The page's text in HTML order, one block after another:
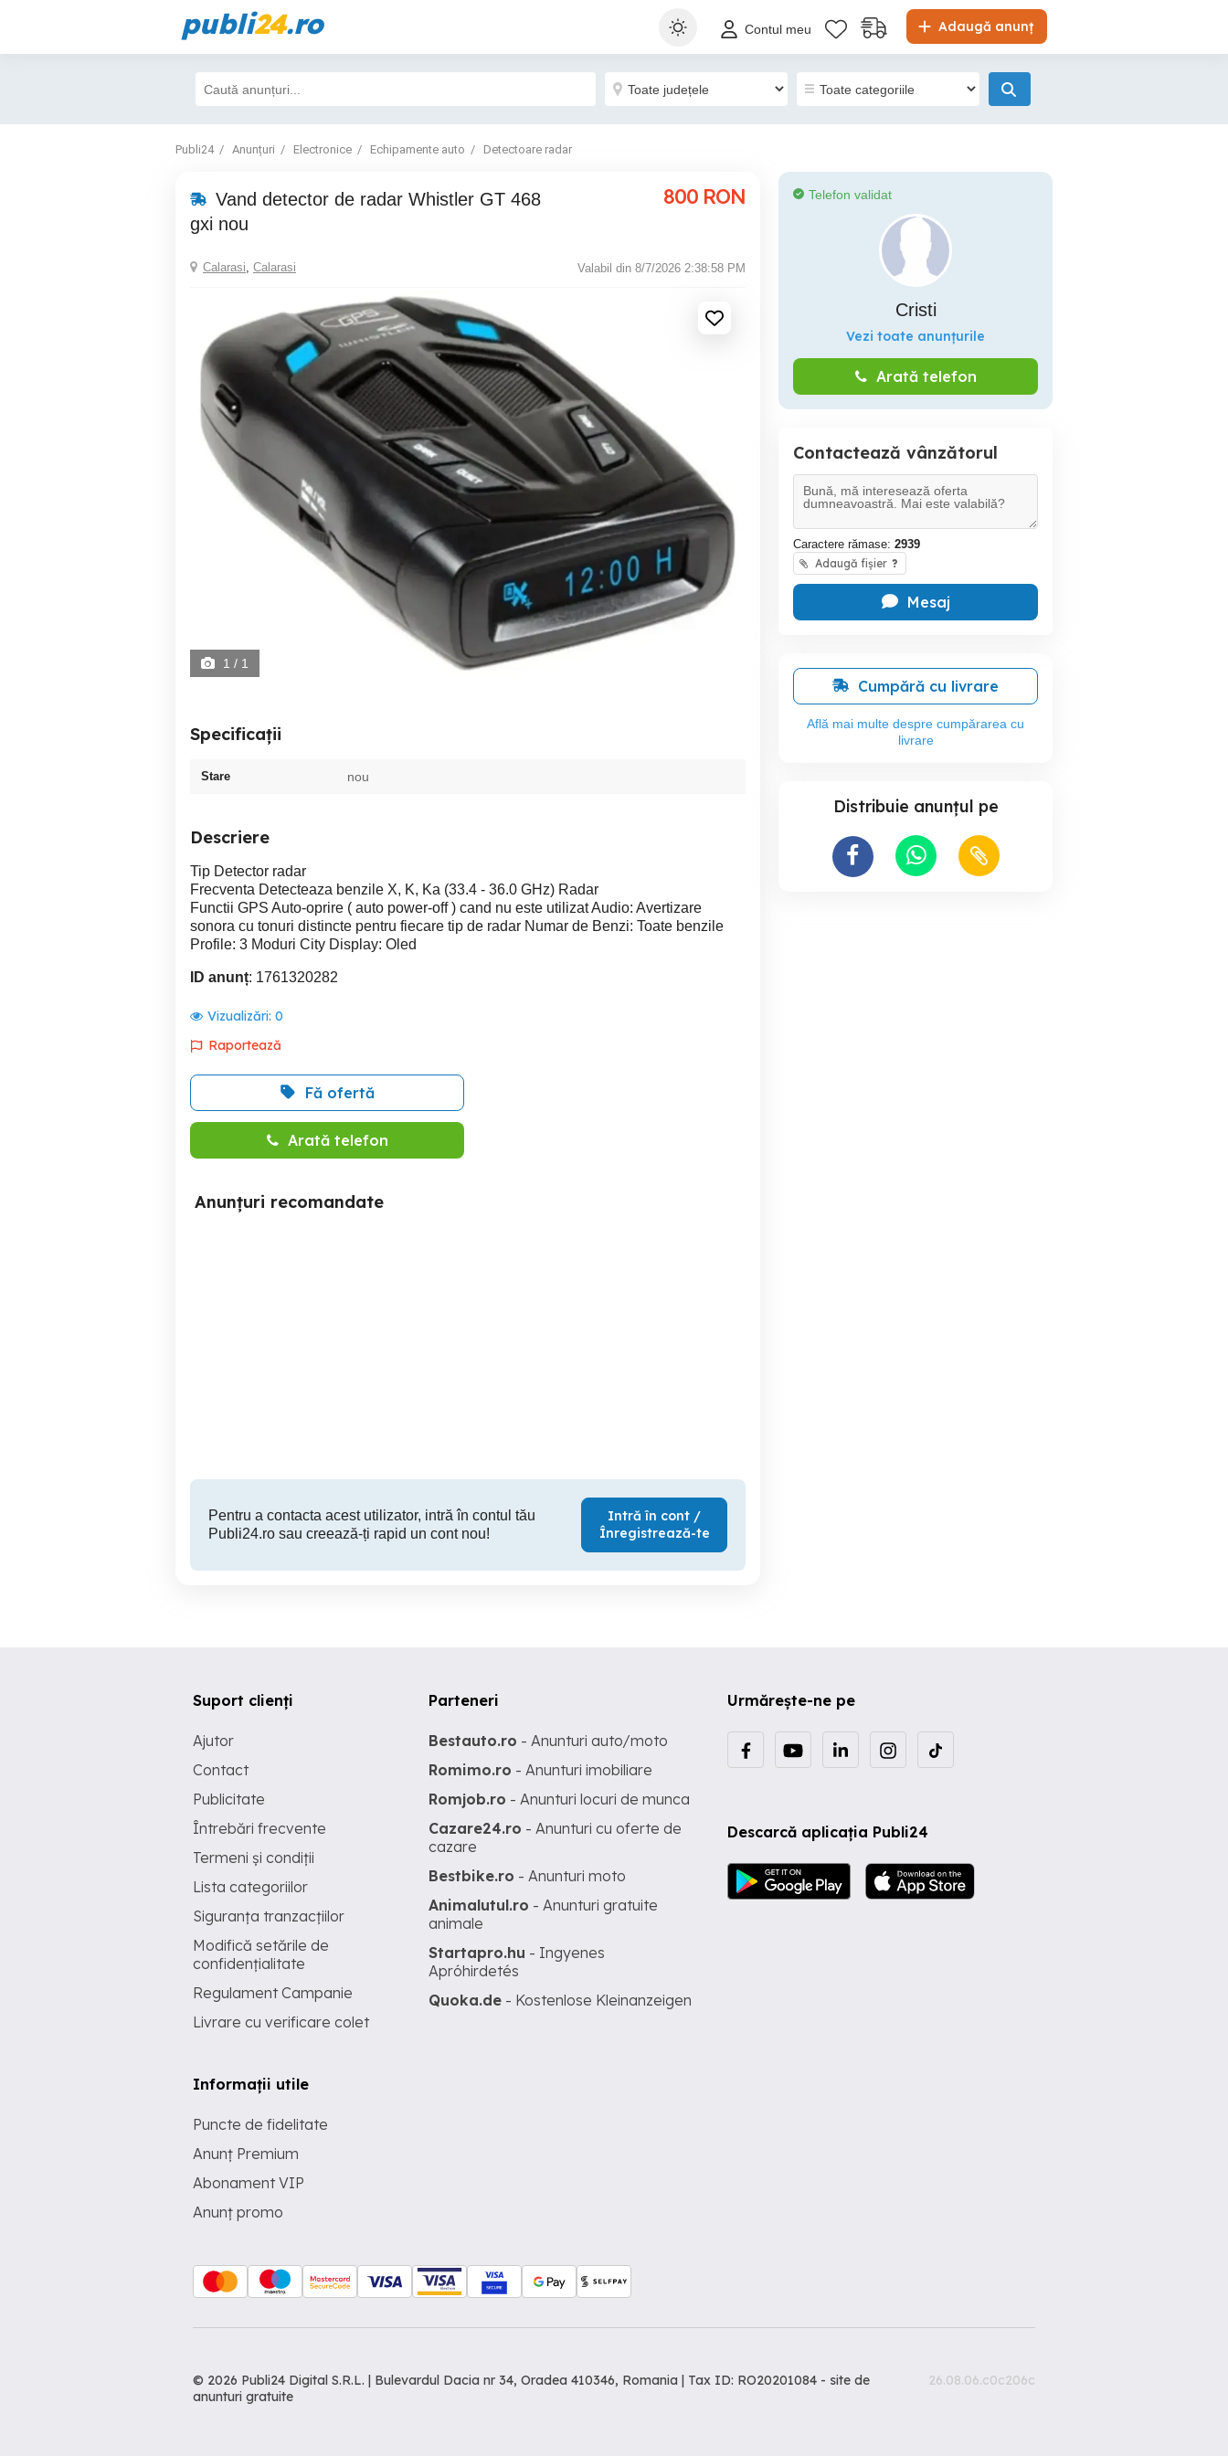
publi24.ro Adaugă anunț
Contul meu
Publi24 Anunțuri Electronice Echipamente auto Detectoare radar
Vand detector de radar Whistler GT 468
gxi nou
800 RON
Calarasi, Calarasi Valabil din 8/7/2026 2:38:58 PM
1 / 1
Specificații
Stare nou
Descriere
Tip Detector radar
Frecventa Detecteaza benzile X, K, Ka (33.4 - 36.0 GHz) Radar
Functii GPS Auto-oprire ( auto power-off ) cand nu este utilizat Audio: Avertizare
sonora cu tonuri distincte pentru fiecare tip de radar Numar de Benzi: Toate benzile
Profile: 3 Moduri City Display: Oled
ID anunț: 1761320282
Vizualizări: 0
Raportează
Fă ofertă
Arată telefon
Anunțuri recomandate
Pentru a contacta acest utilizator, intră în contul tău
Publi24.ro sau creează-ți rapid un cont nou!
Intră în cont /
Înregistrează-te
Telefon validat
Cristi
Vezi toate anunțurile
Arată telefon
Contactează vânzătorul
Caractere rămase: 2939
Adaugă fișier ?
Mesaj
Cumpără cu livrare
Află mai multe despre cumpărarea cu
livrare
Distribuie anunțul pe
Urmărește-ne pe
Descarcă aplicația Publi24
Suport clienți
Ajutor
Contact
Publicitate
Întrebări frecvente
Termeni și condiții
Lista categoriilor
Siguranța tranzacțiilor
Modifică setările de
confidențialitate
Regulament Campanie
Livrare cu verificare colet
Informații utile
Puncte de fidelitate
Anunț Premium
Abonament VIP
Anunț promo
Parteneri
Bestauto.ro - Anunturi auto/moto
Romimo.ro - Anunturi imobiliare
Romjob.ro - Anunturi locuri de munca
Cazare24.ro - Anunturi cu oferte de
cazare
Bestbike.ro - Anunturi moto
Animalutul.ro - Anunturi gratuite
animale
Startapro.hu - Ingyenes
Apróhirdetés
Quoka.de - Kostenlose Kleinanzeigen
© 2026 Publi24 Digital S.R.L. | Bulevardul Dacia nr 34, Oradea 410346, Romania | Tax ID: RO20201084 - site de
anunturi gratuite
26.08.06.c0c206c